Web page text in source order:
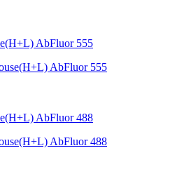
AbFluor 555
AbFluor 488